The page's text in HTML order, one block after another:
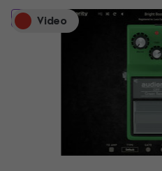
Video
Ukončený predaj